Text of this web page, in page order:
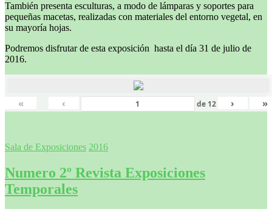
También presenta esculturas, a modo de lámparas y soportes para
pequeñas macetas, realizadas con materiales del entorno vegetal, en
su mayoría hojas.
Podremos disfrutar de esta exposición hasta el día 31 de julio de
2016.
« ‹ de 12 › »
Sala de Exposiciones 2016
Numero 2º Revista Exposiciones
Temporales